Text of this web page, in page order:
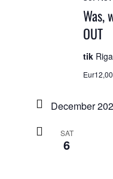
Was,
OUT
tik
Eur12,00
December
SAT
6